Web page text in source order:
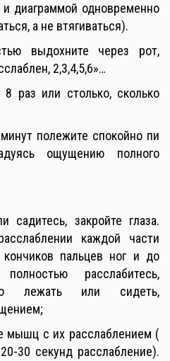
диаграммой одновременно
а не втягиваться).
выдохните через рот,
2,3,4,5,6»…
8 раз или столько, сколько
полежите спокойно пи
ощущению полного
садитесь, закройте глаза.
каждой части
пальцев ног и до
расслабитесь,
лежать или сидеть,
мышц с их расслаблением (
30 секунд расслабление).